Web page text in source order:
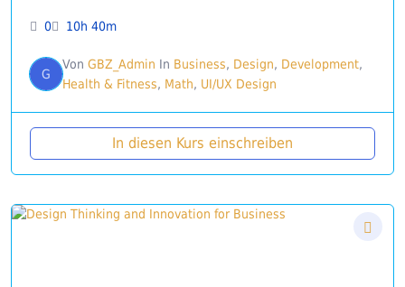
0 10h 40m
G
Von GBZ_Admin In Business, Design, Development,
Health & Fitness, Math, UI/UX Design
In diesen Kurs einschreiben